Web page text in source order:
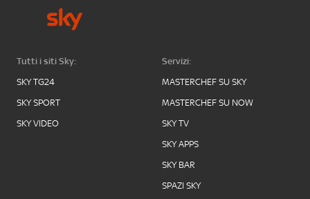
Tutti i siti Sky:
SKY TG24
SKY SPORT
SKY VIDEO
Servizi:
MASTERCHEF SU SKY
MASTERCHEF SU NOW
SKY TV
SKY APPS
SKY BAR
SPAZI SKY